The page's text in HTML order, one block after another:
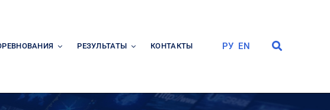
РЕЗУЛЬТАТЫ КОНТАКТЫ РУ EN